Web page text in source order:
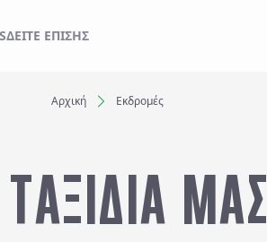
ΑΠΟ ΕΔΩ
Αναζήτηση
ΔΕΊΤΕ ΕΠΊΣΗΣ
Αρχική Εκδρομές
ΜΑΣ